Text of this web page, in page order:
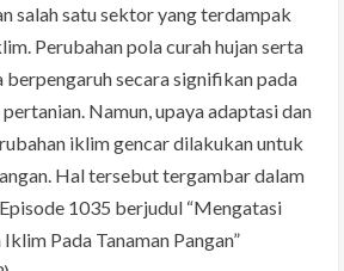
salah satu sektor yang terdampak
Perubahan pola curah hujan serta
berpengaruh secara signifikan pada
Namun, upaya adaptasi dan
iklim gencar dilakukan untuk
Hal tersebut tergambar dalam
1035 berjudul “Mengatasi
Pada Tanaman Pangan”